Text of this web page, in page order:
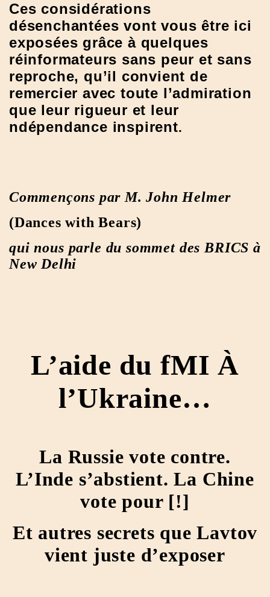
Ces considérations
désenchantées vont vous être ici
exposées grâce à quelques
réinformateurs sans peur et sans
reproche, qu’il convient de
remercier avec toute l’admiration
que leur rigueur et leur
ndépendance inspirent.
Commençons par M. John Helmer
(Dances with Bears)
qui nous parle du sommet des BRICS à
New Delhi
L’aide du fMI À
l’Ukraine…
La Russie vote contre.
L’Inde s’abstient. La Chine
vote pour [!]
Et autres secrets que Lavtov
vient juste d’exposer